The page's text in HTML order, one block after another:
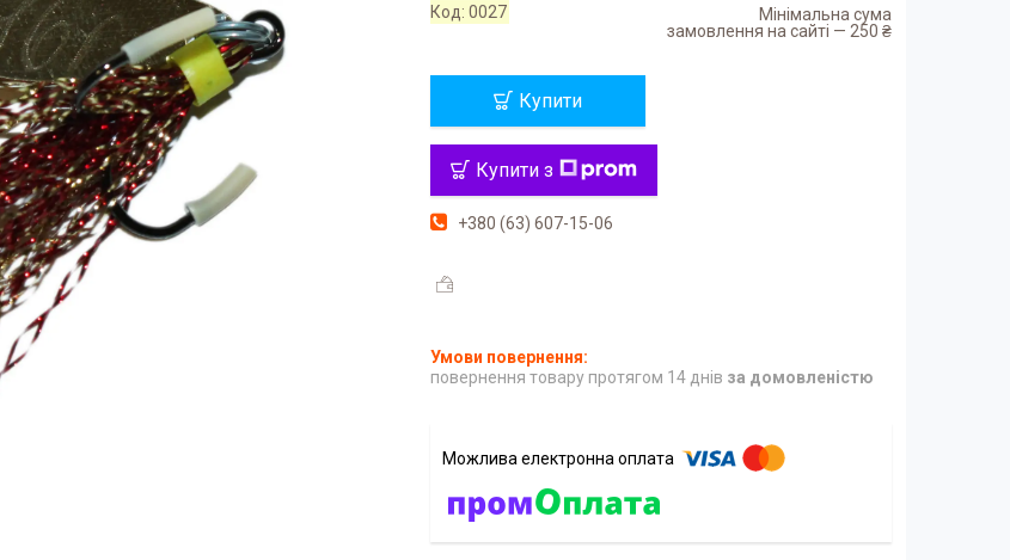
Код:0027
Мінімальна сума
замовлення на сайті — 250 ₴
Купити
Купити з
+380 (63) 607-15-06
повернення товару протягом 14 днів за домовленістю